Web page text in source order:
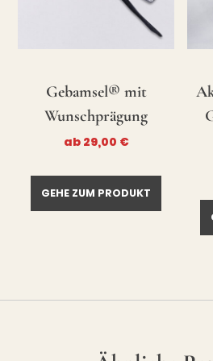
Gebamsel® mit
Wunschprägung
ab 29,00 €
GEHE ZUM PRODUKT